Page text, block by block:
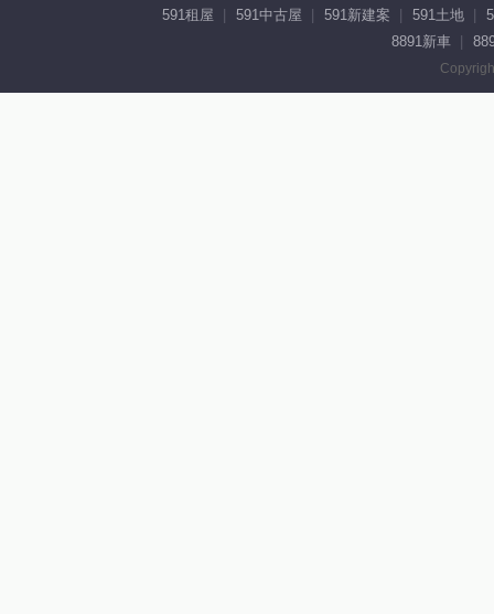
591租屋 591中古屋 591新建案 591土地
8891新車